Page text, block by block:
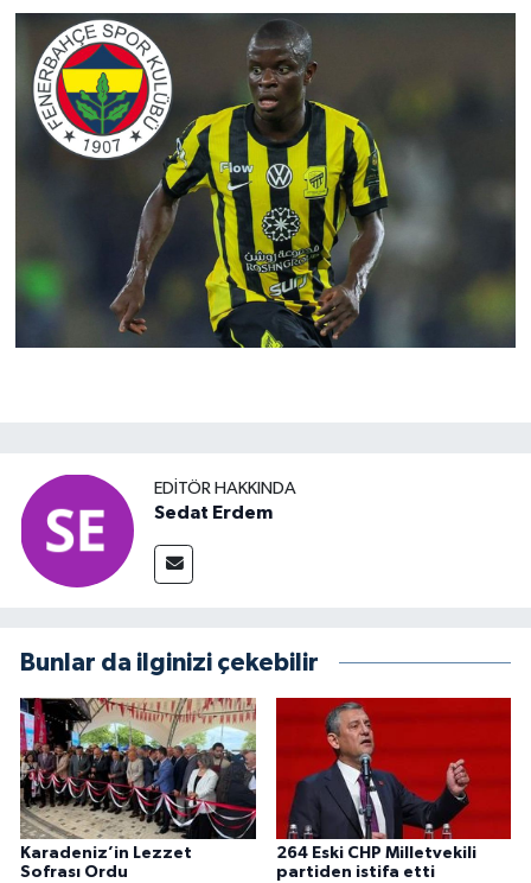
EDITÖR HAKKINDA
Sedat Erdem
Bunlar da ilginizi çekebilir
Karadeniz’in Lezzet
Sofrası Ordu
264 Eski CHP Milletvekili
partiden istifa etti